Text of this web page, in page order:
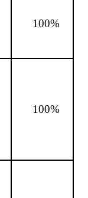
100%
100%